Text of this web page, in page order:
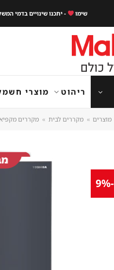
שימו - יתכנו שינויים בדמי
ריהוט מוצרי
מוצרים » מקררים לבית » מקררים
-9%